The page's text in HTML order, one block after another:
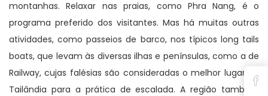
montanhas. Relaxar nas praias, como Phra Nang, é o
programa preferido dos visitantes. Mas há muitas outras
atividades, como passeios de barco, nos típicos long tails
boats, que levam às diversas ilhas e penínsulas, como a de
Railway, cujas falésias são consideradas o melhor lugar da
Tailândia para a prática de escalada. A região também